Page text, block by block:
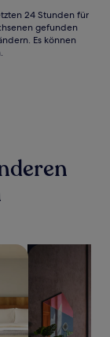
24 Stunden für
gefunden
Es können
OrtSuche nach